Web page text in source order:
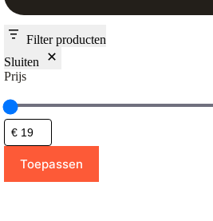
Filter producten
Sluiten
Prijs
Toepassen